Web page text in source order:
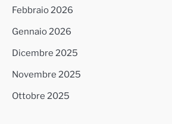
Febbraio 2026
Gennaio 2026
Dicembre 2025
Novembre 2025
Ottobre 2025